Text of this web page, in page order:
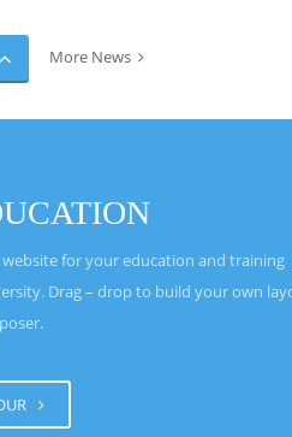
amikor megtudtad, hogy elér
pontosan le tudod írni majd,
hol, kivel voltál, mit csináltál
ez, mint 2001.09.11. az
mert borzasztó volt ugyan,
More News
for your education and training
Drag – drop to build your own